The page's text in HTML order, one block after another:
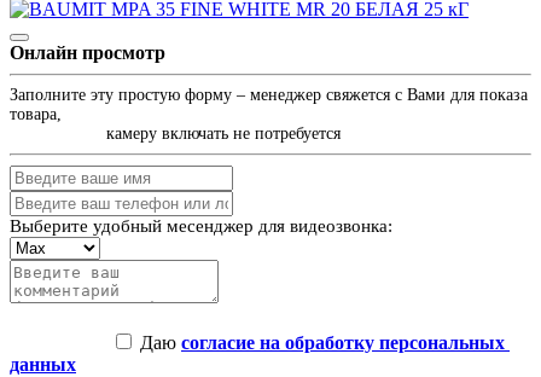
Онлайн просмотр
Заполните эту простую форму – менеджер свяжется с Вами для показа
товара,
                    камеру включать не потребуется
Выберите удобный месенджер для видеозвонка:
Даю согласие на обработку персональных
данных